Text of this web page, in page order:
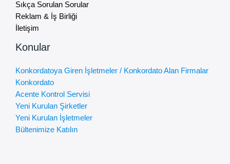
Sıkça Sorulan Sorular
Reklam & İş Birliği
İletişim
Konular
Konkordatoya Giren İşletmeler / Konkordato Alan Firmalar
Konkordato
Acente Kontrol Servisi
Yeni Kurulan Şirketler
Yeni Kurulan İşletmeler
Bültenimize Katılın